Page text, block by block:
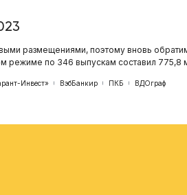
размещениями, поэтому вновь
режиме по 346 выпускам составил 775,8
Инвест» ВэбБанкир ПКБ ВДОграф